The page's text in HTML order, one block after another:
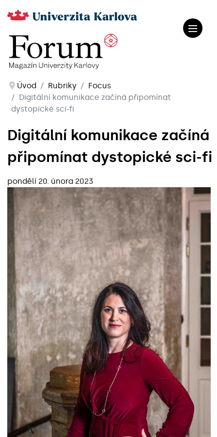
Úvod Rubriky
Focus
Digitální komunikace začíná připomínat
dystopické sci-fi
Digitální komunikace začíná
připomínat dystopické sci-fi
pondělí 20. února 2023